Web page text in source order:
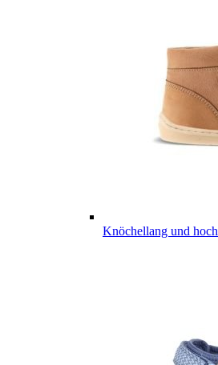
Knöchellang und hoch